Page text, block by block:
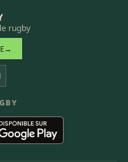
rugby
→